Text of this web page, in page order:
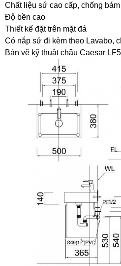
Chất liệu sứ cao cấp, chống
Độ bền cao
Thiết kế đặt trên mặt đá
Có nắp sứ đi kèm theo Lavabo,
Bản vẽ kỹ thuật chậu Caesar